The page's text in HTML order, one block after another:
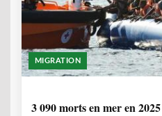
MIGRATION
3 090 morts en mer en